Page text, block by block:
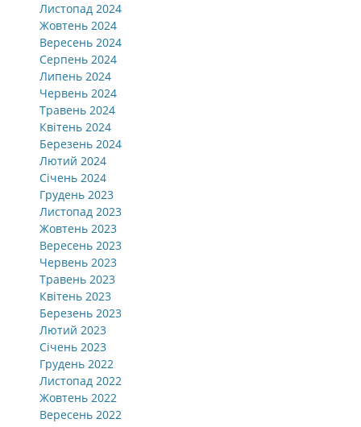
Листопад 2024
Жовтень 2024
Вересень 2024
Серпень 2024
Липень 2024
Червень 2024
Травень 2024
Квітень 2024
Березень 2024
Лютий 2024
Січень 2024
Грудень 2023
Листопад 2023
Жовтень 2023
Вересень 2023
Червень 2023
Травень 2023
Квітень 2023
Березень 2023
Лютий 2023
Січень 2023
Грудень 2022
Листопад 2022
Жовтень 2022
Вересень 2022